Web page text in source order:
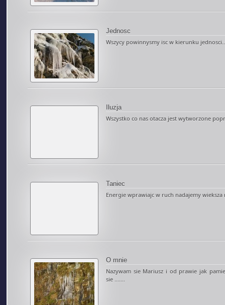
Jednosc
Wszycy powinnysmy isc w kierunku
Iluzja
Wszystko co nas otacza jest wytworzone
Taniec
Energie wprawiajc w ruch nadajemy wieksza
O mnie
Nazywam sie Mariusz i od prawie jak
sie .......